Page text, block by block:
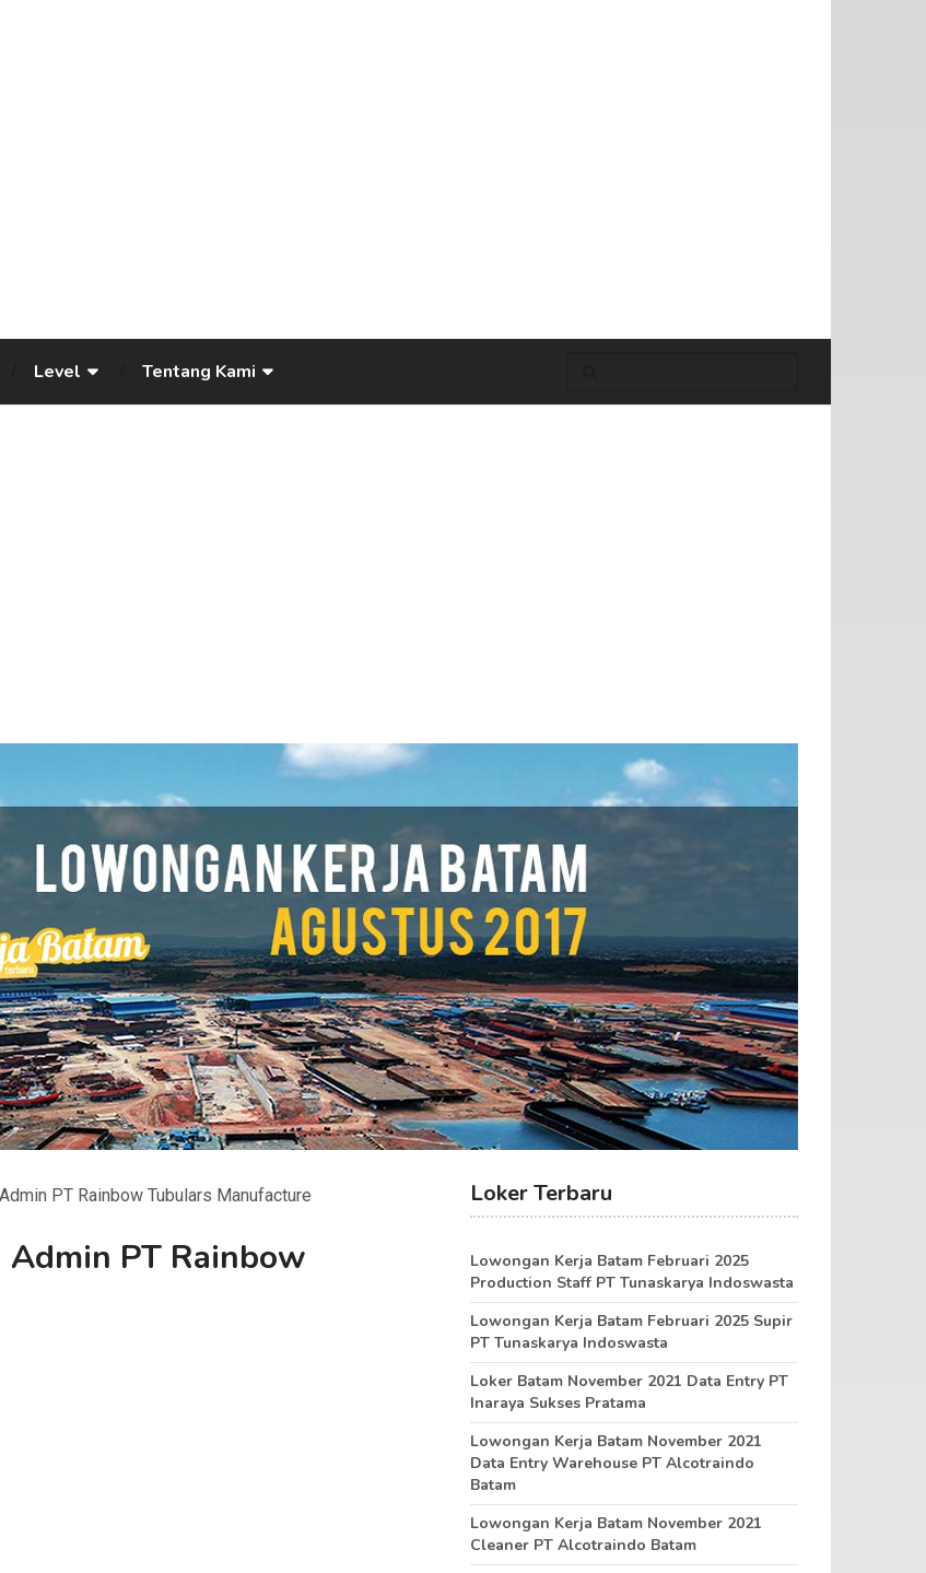
Level Tentang Kami
PT Rainbow Tubulars Manufacture
PT Rainbow
Loker Terbaru
Lowongan Kerja Batam Februari 2025
Production Staff PT Tunaskarya Indoswasta
Lowongan Kerja Batam Februari 2025 Supir
PT Tunaskarya Indoswasta
Loker Batam November 2021 Data Entry PT
Inaraya Sukses Pratama
Lowongan Kerja Batam November 2021
Data Entry Warehouse PT Alcotraindo
Batam
Lowongan Kerja Batam November 2021
Cleaner PT Alcotraindo Batam